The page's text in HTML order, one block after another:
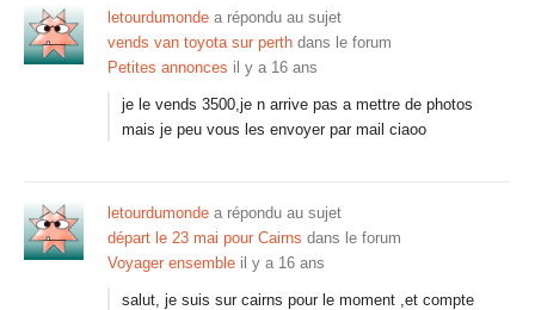
letourdumonde a répondu au sujet
vends van toyota sur perth dans le forum
Petites annonces il y a 16 ans
je le vends 3500,je n arrive pas a mettre de photos
mais je peu vous les envoyer par mail ciaoo
letourdumonde a répondu au sujet
départ le 23 mai pour Cairns dans le forum
Voyager ensemble il y a 16 ans
salut, je suis sur cairns pour le moment ,et compte